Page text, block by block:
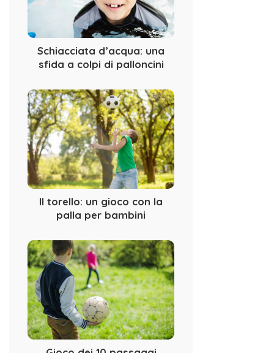
Schiacciata d’acqua: una
sfida a colpi di palloncini
Il torello: un gioco con la
palla per bambini